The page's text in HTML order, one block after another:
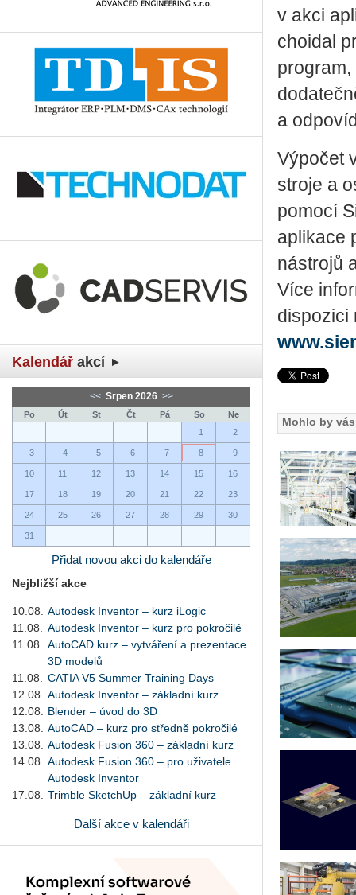
Kalendář akcí
<< Srpen 2026 >>
Po Út St Čt Pá So
Ne
1
2
3 4 5 6 7 8 9
10 11 12 13 14 15 16
17 18 19 20 21 22 23
24 25 26 27 28 29 30
31
Přidat novou akci do kalendáře
Nejbližší akce
10.08.
Autodesk Inventor – kurz iLogic
11.08.
Autodesk Inventor – kurz pro pokročilé
11.08.
AutoCAD kurz – vytváření a prezentace
3D modelů
11.08.
CATIA V5 Summer Training Days
12.08.
Autodesk Inventor – základní kurz
12.08.
Blender – úvod do 3D
13.08.
AutoCAD – kurz pro středně pokročilé
13.08.
Autodesk Fusion 360 – základní kurz
14.08.
Autodesk Fusion 360 – pro uživatele
Autodesk Inventor
17.08.
Trimble SketchUp – základní kurz
Další akce v kalendáři
v akci
choi­dal
a
Výpočet
stroje a
pomocí
aplikace
nástrojů
Více
Mohlo by